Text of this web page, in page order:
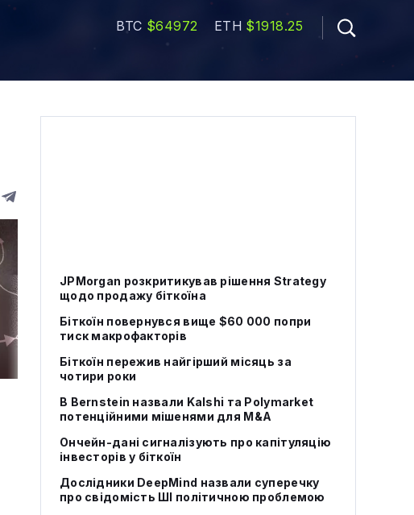
BTC $64972 ETH $1918.25
JPMorgan розкритикував рішення Strategy
щодо продажу біткоїна
Біткоїн повернувся вище $60 000 попри
тиск макрофакторів
Біткоїн пережив найгірший місяць за
чотири роки
В Bernstein назвали Kalshi та Polymarket
потенційними мішенями для M&A
Ончейн-дані сигналізують про капітуляцію
інвесторів у біткоїн
Дослідники DeepMind назвали суперечку
про свідомість ШІ політичною проблемою